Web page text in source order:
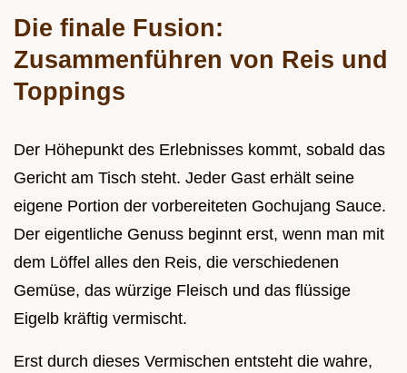
Die finale Fusion:
Zusammenführen von Reis und
Toppings
Der Höhepunkt des Erlebnisses kommt, sobald das
Gericht am Tisch steht. Jeder Gast erhält seine
eigene Portion der vorbereiteten Gochujang Sauce.
Der eigentliche Genuss beginnt erst, wenn man mit
dem Löffel alles den Reis, die verschiedenen
Gemüse, das würzige Fleisch und das flüssige
Eigelb kräftig vermischt.
Erst durch dieses Vermischen entsteht die wahre,